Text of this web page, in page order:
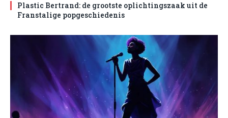
Plastic Bertrand: de grootste oplichtingszaak uit de
Franstalige popgeschiedenis